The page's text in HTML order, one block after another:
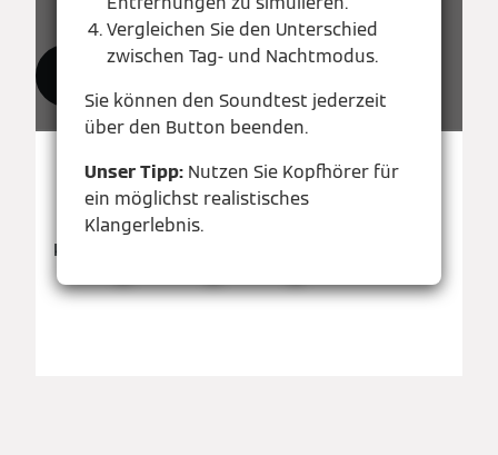
Vergleichen Sie den Unterschied
zwischen Tag- und Nachtmodus.
Sie können den Soundtest jederzeit
über den Button beenden.
Unser Tipp: Nutzen Sie Kopfhörer für
ein möglichst realistisches
Klangerlebnis.
Klicken Sie auf die Punkte in der Grafik.